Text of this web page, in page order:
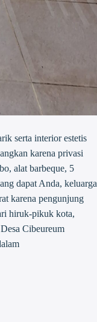
serta interior estetis
karena privasi
alat barbeque, 5
dapat Anda, keluarga
karena pengunjung
hiruk-pikuk kota,
Cibeureum